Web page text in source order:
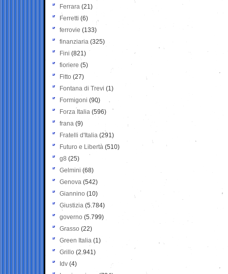
Ferrara (21)
Ferretti (6)
ferrovie (133)
finanziaria (325)
Fini (821)
fioriere (5)
Fitto (27)
Fontana di Trevi (1)
Formigoni (90)
Forza Italia (596)
frana (9)
Fratelli d'Italia (291)
Futuro e Libertà (510)
g8 (25)
Gelmini (68)
Genova (542)
Giannino (10)
Giustizia (5.784)
governo (5.799)
Grasso (22)
Green Italia (1)
Grillo (2.941)
Idv (4)